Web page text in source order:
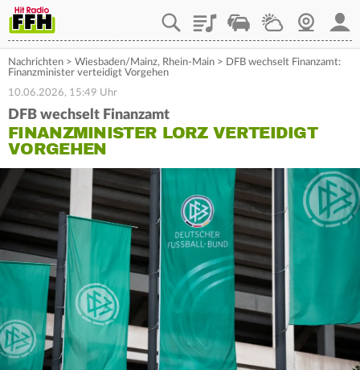
PlaylistStaupilotWetterWebcam
Nachrichten > Wiesbaden/Mainz, Rhein-Main > DFB wechselt Finanzamt:
Finanzminister verteidigt Vorgehen
10.06.2026, 15:49 Uhr
DFB wechselt Finanzamt
FINANZMINISTER LORZ VERTEIDIGT
VORGEHEN